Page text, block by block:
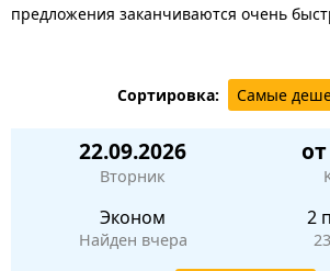
предложения заканчиваются очень
Сортировка:
22.09.2026
Вторник
Эконом
Найден вчера
2